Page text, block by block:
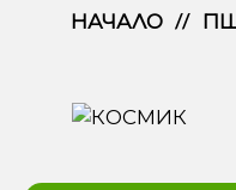
НАЧАЛО